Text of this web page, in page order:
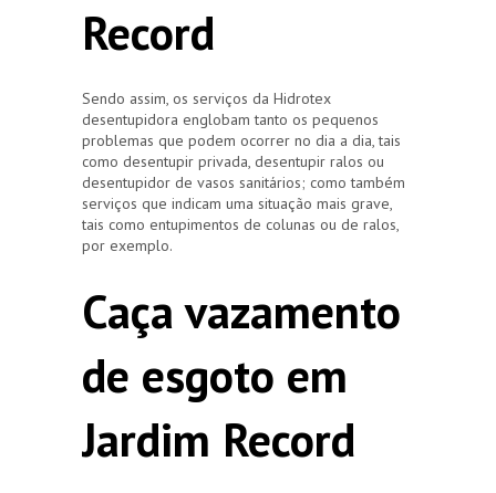
Record
Sendo assim, os serviços da Hidrotex
desentupidora englobam tanto os pequenos
problemas que podem ocorrer no dia a dia, tais
como desentupir privada, desentupir ralos ou
desentupidor de vasos sanitários; como também
serviços que indicam uma situação mais grave,
tais como entupimentos de colunas ou de ralos,
por exemplo.
Caça vazamento
de esgoto em
Jardim Record